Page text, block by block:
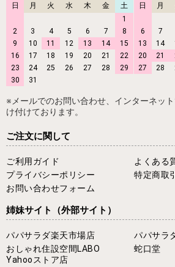
日
月 火 水 木 金
土
1
2
3 4 5 6 7
8
9
10 11 12 13 14
15
16
17 18 19 20 21
22
23
24 25 26 27 28
29
30
31
日
月
6
7
13
14
20
21
27
28
※メールでのお問い合わせ、インターネッ
け付けております。
ご注文に関して
ご利用ガイド
よくある
プライバシーポリシー
特定商取
お問い合わせフォーム
姉妹サイト （外部サイト）
パパサラダ楽天市場店
パパサラ
おしゃれ住設空間LABO
Yahooストア店
蛇口堂